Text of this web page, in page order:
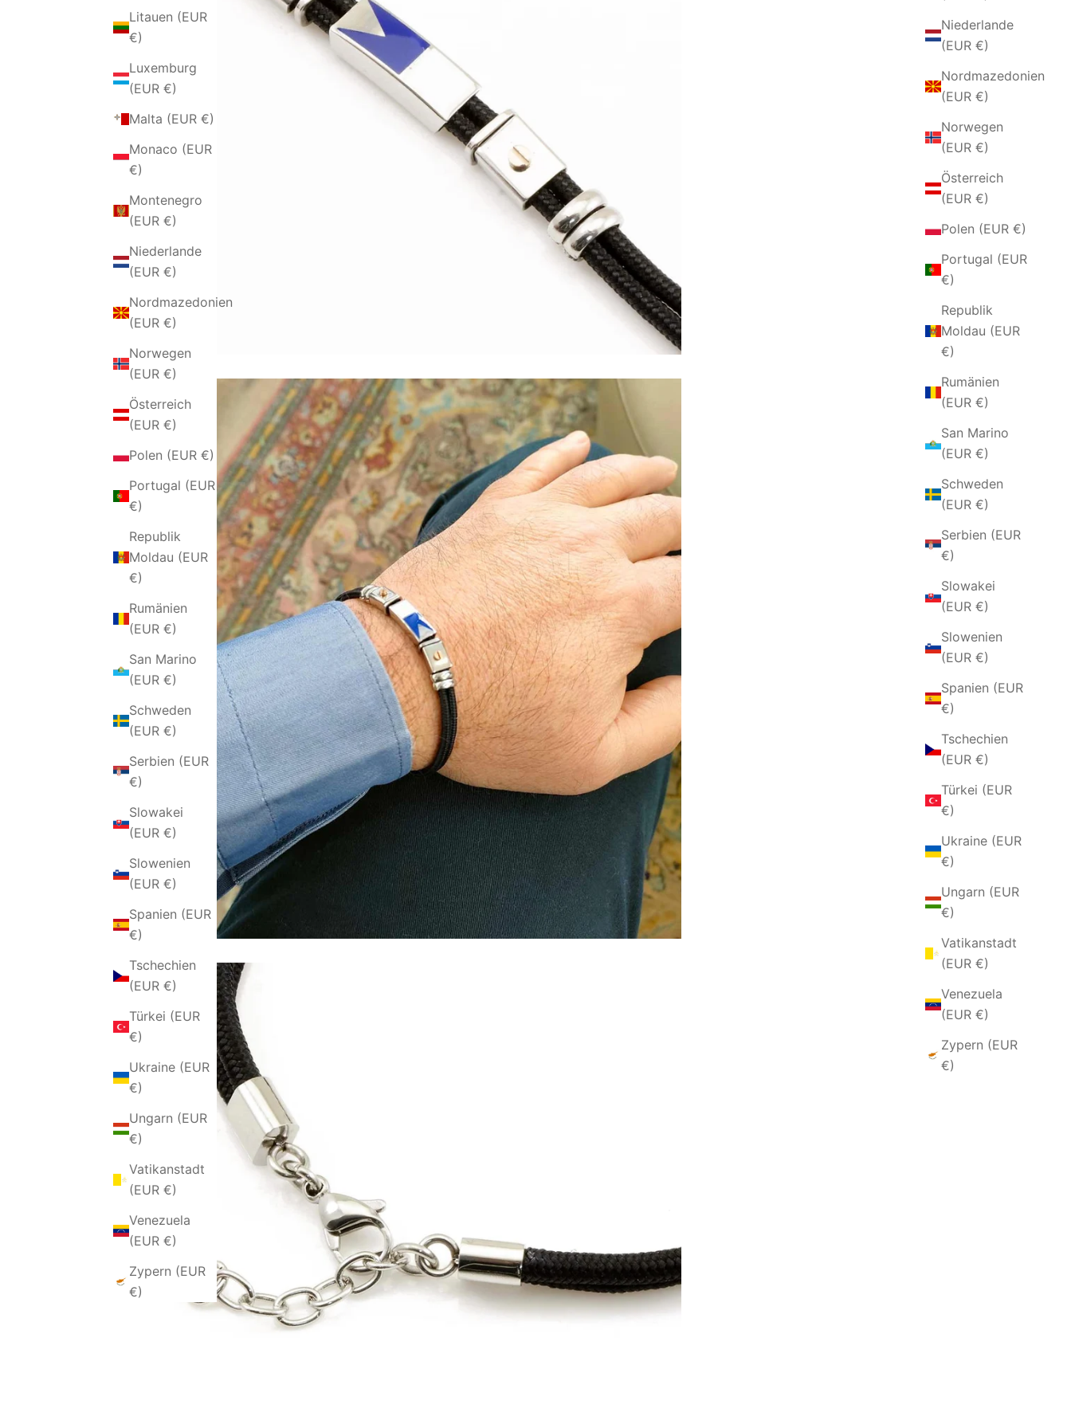
Niederlande
(EUR €)
Nordmazedonien
(EUR €)
Norwegen
(EUR €)
Österreich
(EUR €)
Polen (EUR €)
Portugal (EUR
€)
Republik
Moldau (EUR
€)
Rumänien
(EUR €)
San Marino
(EUR €)
Schweden
(EUR €)
Serbien (EUR
€)
Slowakei
(EUR €)
Slowenien
(EUR €)
Spanien (EUR
€)
Tschechien
(EUR €)
Türkei (EUR
€)
Ukraine (EUR
€)
Ungarn (EUR
€)
Vatikanstadt
(EUR €)
Venezuela
(EUR €)
Zypern (EUR
€)
Litauen (EUR
€)
Luxemburg
(EUR €)
Malta (EUR €)
Monaco (EUR
€)
Montenegro
(EUR €)
Niederlande
(EUR €)
Nordmazedonien
(EUR €)
Norwegen
(EUR €)
Österreich
(EUR €)
Polen (EUR €)
Portugal (EUR
€)
Republik
Moldau (EUR
€)
Rumänien
(EUR €)
San Marino
(EUR €)
Schweden
(EUR €)
Serbien (EUR
€)
Slowakei
(EUR €)
Slowenien
(EUR €)
Spanien (EUR
€)
Tschechien
(EUR €)
Türkei (EUR
€)
Ukraine (EUR
€)
Ungarn (EUR
€)
Vatikanstadt
(EUR €)
Venezuela
(EUR €)
Zypern (EUR
€)